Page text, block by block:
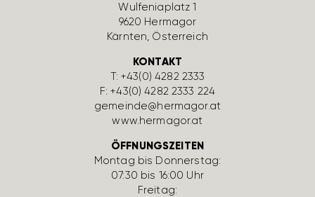
Wulfe­nia­platz 1
9620 Hermagor
Kärnten, Öster­reich
KONTAKT
T:+43(0) 4282 2333
F: +43(0) 4282 2333 224
gemeinde@hermagor.at
www.hermagor.at
ÖFFNUNGSZEITEN
Montag bis Donnerstag:
07:30 bis 16:00 Uhr
Freitag: